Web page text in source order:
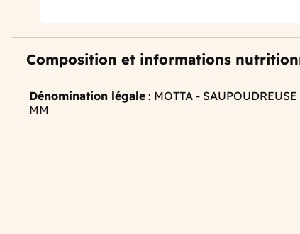
Composition et informations
Dénomination légale : MOTTA -
MM